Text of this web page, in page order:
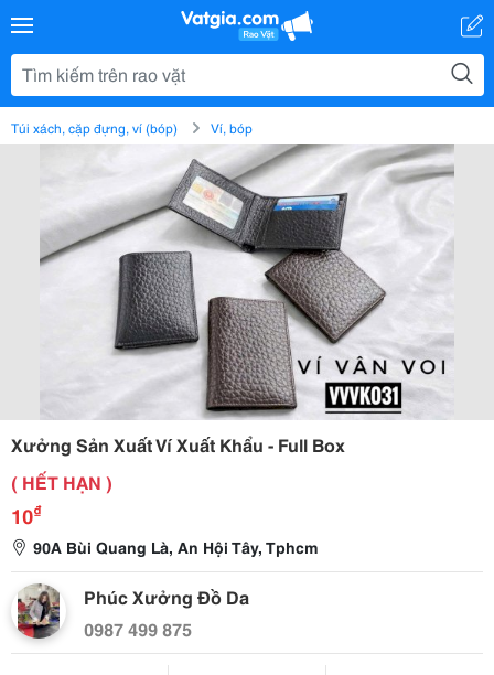
Túi xách, cặp đựng, ví (bóp) Ví, bóp
Xưởng Sản Xuất Ví Xuất Khẩu - Full Box
( HẾT HẠN )
10₫
90A Bùi Quang Là, An Hội Tây, Tphcm
Phúc Xưởng Đồ Da
0987 499 875